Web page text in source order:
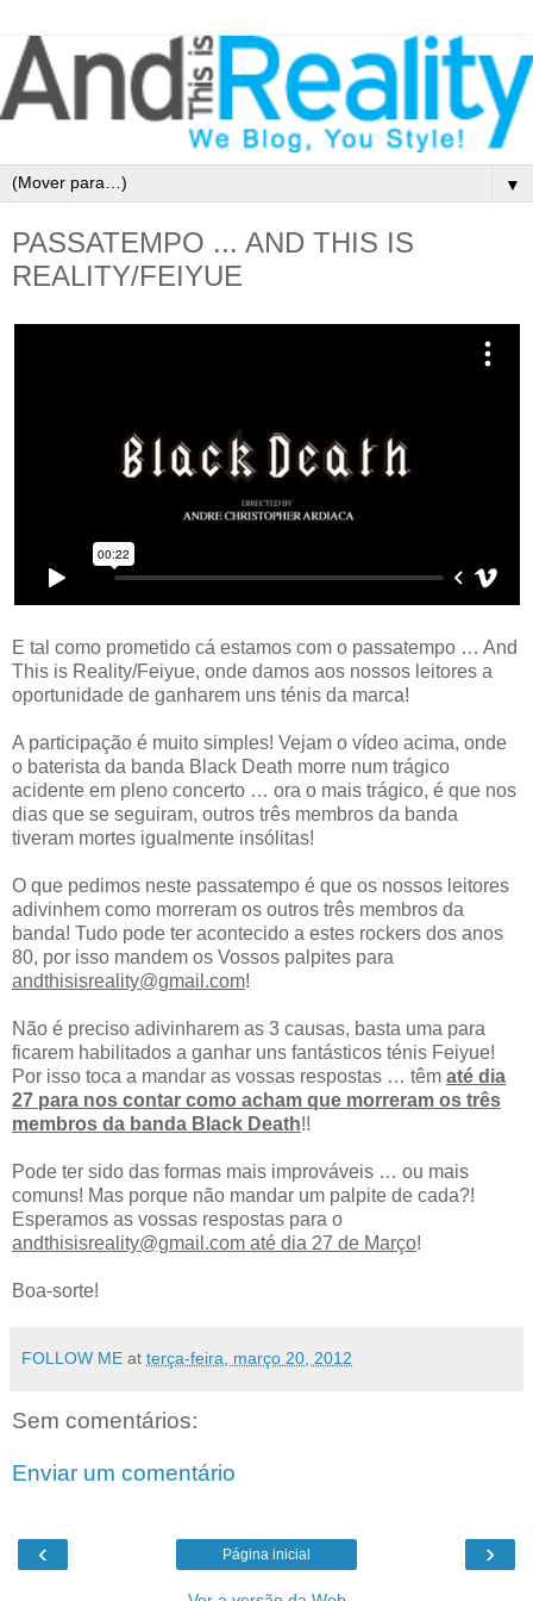
▼
PASSATEMPO ... AND THIS IS
REALITY/FEIYUE
E tal como prometido cá estamos com o passatempo … And
This is Reality/Feiyue, onde damos aos nossos leitores a
oportunidade de ganharem uns ténis da marca!
A participação é muito simples! Vejam o vídeo acima, onde
o baterista da banda Black Death morre num trágico
acidente em pleno concerto … ora o mais trágico, é que nos
dias que se seguiram, outros três membros da banda
tiveram mortes igualmente insólitas!
O que pedimos neste passatempo é que os nossos leitores
adivinhem como morreram os outros três membros da
banda! Tudo pode ter acontecido a estes rockers dos anos
80, por isso mandem os Vossos palpites para
andthisisreality@gmail.com!
Não é preciso adivinharem as 3 causas, basta uma para
ficarem habilitados a ganhar uns fantásticos ténis Feiyue!
Por isso toca a mandar as vossas respostas … têm até dia
27 para nos contar como acham que morreram os três
membros da banda Black Death!!
Pode ter sido das formas mais improváveis … ou mais
comuns! Mas porque não mandar um palpite de cada?!
Esperamos as vossas respostas para o
andthisisreality@gmail.com até dia 27 de Março!
Boa-sorte!
FOLLOW ME at terça-feira, março 20, 2012
Sem comentários:
Enviar um comentário
‹ ›
Página inicial